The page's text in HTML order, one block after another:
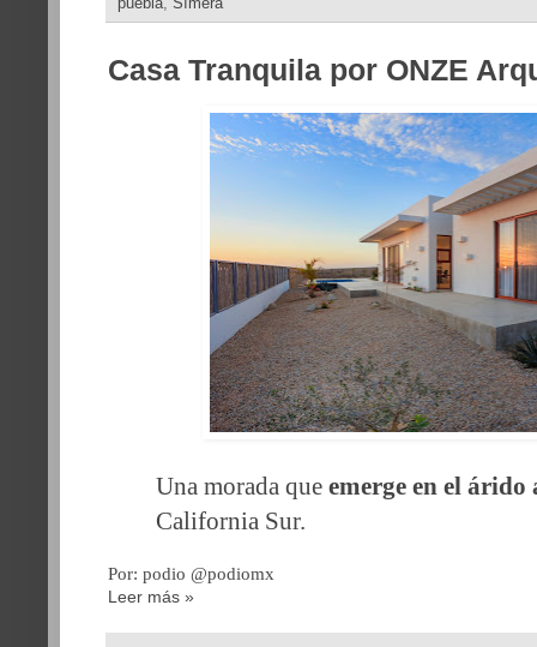
Casa Tranquila por ONZE
Una morada que emerge en el árido
California Sur.
Por: podio @podiomx
Leer más »